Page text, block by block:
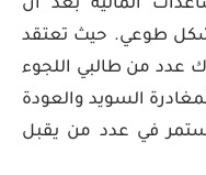
المالية بعد أن
بشكل طوعي. حيث تعتقد
عدد من طالبي اللجوء
السويد والعودة
في عدد من يقبل